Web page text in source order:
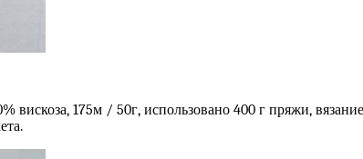
175м / 50г, использовано 400 г пряжи,